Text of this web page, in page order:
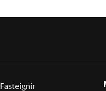
Fasteignir